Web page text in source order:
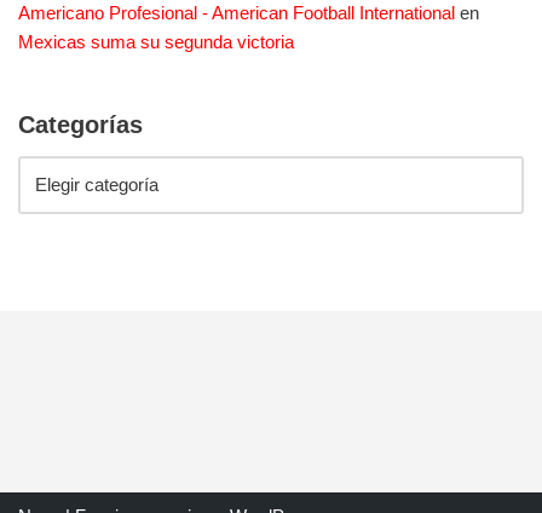
Americano Profesional - American Football International en
Mexicas suma su segunda victoria
Categorías